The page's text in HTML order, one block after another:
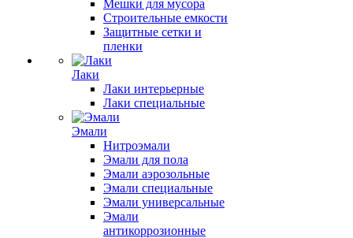
Мешки для мусора
Строительные емкости
Защитные сетки и
пленки
Лаки
Лаки интерьерные
Лаки специальные
Эмали
Нитроэмали
Эмали для пола
Эмали аэрозольные
Эмали специальные
Эмали универсальные
Эмали
антикоррозионные